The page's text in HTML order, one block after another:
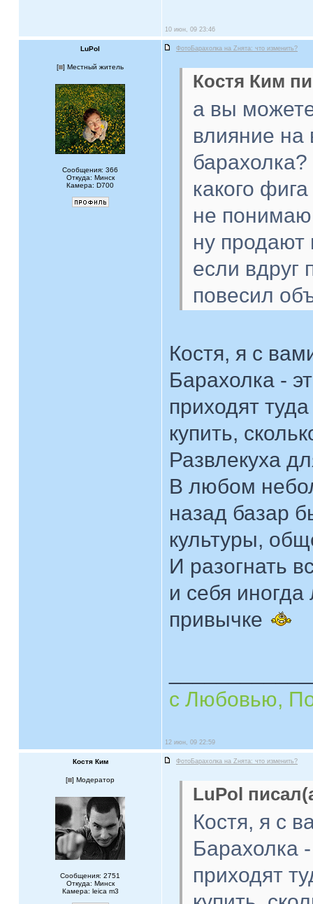
10 июн, 09 23:46
LuPol ФотоБарахолка на Zнята: что изменить?
[ ] Местный житель
Сообщения: 366
Откуда: Минск
Камера: D700
Костя Ким
а вы
влияние на
барахолка?
какого
не понимаю
ну продают
если вдруг
повесил
Костя, я с
Барахолка -
приходят
купить,
Развлекуха
В любом
назад базар
культуры,
И разогнать
и себя
привычке
с Любовью,
12 июн, 09 22:59
Костя Ким ФотоБарахолка на Zнята: что изменить?
[ ] Модератор
Сообщения: 2751
Откуда: Минск
Камера: leica m3
LuPol
Костя, я с
Барахолка
приходят